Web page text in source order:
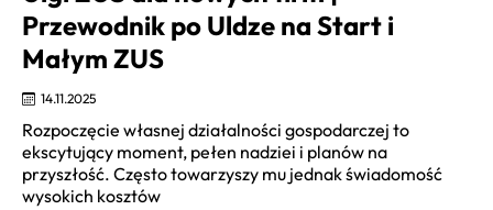
Przewodnik po Uldze na Start i
Małym ZUS
14.11.2025
Rozpoczęcie własnej działalności gospodarczej to
ekscytujący moment, pełen nadziei i planów na
przyszłość. Często towarzyszy mu jednak świadomość
wysokich kosztów